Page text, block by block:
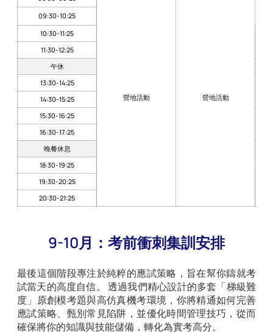
營地活動 營地活動
09:30-10:25
10:30-11:25
11:30-12:25
午休
13:30-14:25
14:30-15:25
15:30-16:25
16:30-17:25
晚餐休息
18:30-19:25
19:30-20:25
20:30-21:25
9-10月：考前衝刺集訓安排
最後這個階段專注於純粹的應試策略，旨在幫你鑄就考
試當天的高度自信。 透過我們精心設計的多套「梯級難
度」原創模考題與高仿真機考環境，你將精通如何完善
應試策略、甄別常見陷阱，並優化時間管理技巧，從而
確保將你的知識與技能儲備，轉化為實考高分。